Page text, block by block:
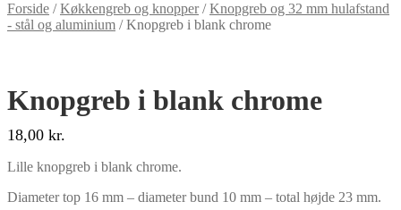
Forside /Køkkengreb og knopper/Knopgreb og 32 mm hulafstand
- stål og aluminium /Knopgreb i blank chrome
Knopgreb i blank chrome
18,00 kr.
Lille knopgreb i blank chrome.
Diameter top 16 mm – diameter bund 10 mm – total højde 23 mm.